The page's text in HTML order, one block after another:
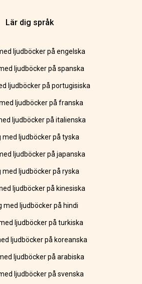
Lär dig språk
ljudböcker på engelska
ljudböcker på spanska
ljudböcker på portugisiska
ljudböcker på franska
ljudböcker på italienska
med ljudböcker på tyska
ljudböcker på japanska
med ljudböcker på ryska
ljudböcker på kinesiska
med ljudböcker på hindi
ljudböcker på turkiska
ljudböcker på koreanska
ljudböcker på arabiska
ljudböcker på svenska